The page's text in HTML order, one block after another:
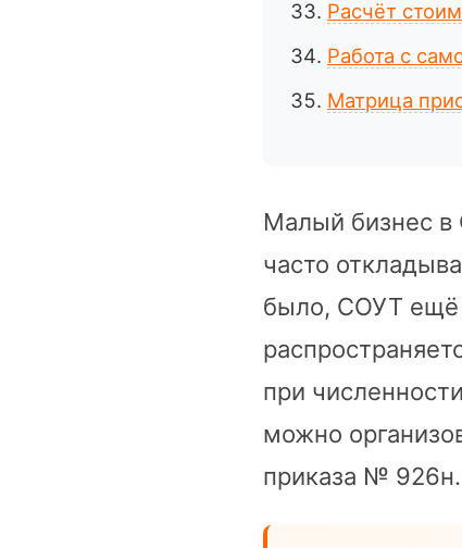
Расчёт
Работа с
Матрица
Малый бизнес в
часто
было, СОУТ ещё
при
можно
приказа № 926н.